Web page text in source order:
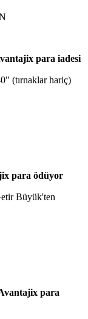
para iadesi
(tırnaklar hariç)
para ödüyor
Büyük'ten
para